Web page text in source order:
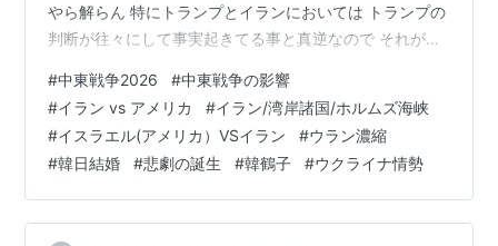
やら解らん 特にトランプとイランにおいては トランプの
判断が往々にして事実起きてる事と真逆なので それが真
たちからは 随分と制限の多い国と見えて 人々は食の事情
から抗議運動で苦しみと人の酷い侵害が見えるし。 だか
らそのような政権がなくなって 人々の生活が楽になるの
を応援したいけど、 それを実行するのが あのデッカイ子
供のトランプと 賛否両論のネタニヤフで、 トランプの判
断は…
#中東戦争2026 #中東戦争の影響
#イラン vs アメリカ #イラン/湾岸諸国/ホルムズ海峡
#イスラエル(アメリカ）VSイラン #ウラン濃縮
#韓日結婚 #悲劇の誕生 #韓鶴子 #ウクライナ情勢